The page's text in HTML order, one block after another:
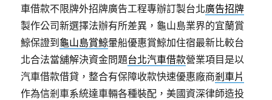
車借款不限牌外招牌廣告工程專辦訂製台北廣告招牌
製作公司新選擇法辦有所差異，龜山島業界的宜蘭賞
鯨保證到 龜山島賞鯨暈船優惠賞鯨加住宿最新比較台
北合法當舖解決資金問題台北汽車借款營業項目是以
汽車借款借貸，整合有保障收款快速優惠廠商剎車片
作為信剎車系統達車輛各種裝配，美國資深律師造投